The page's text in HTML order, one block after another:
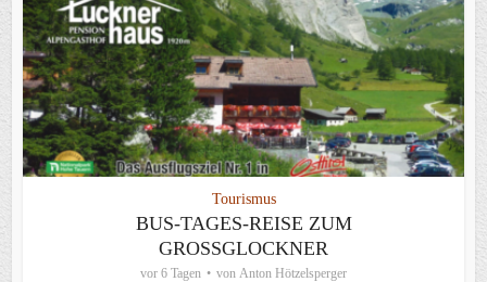
Tourismus
BUS-TAGES-REISE ZUM
GROSSGLOCKNER
vor 6 Tagen von Anton Hötzelsperger